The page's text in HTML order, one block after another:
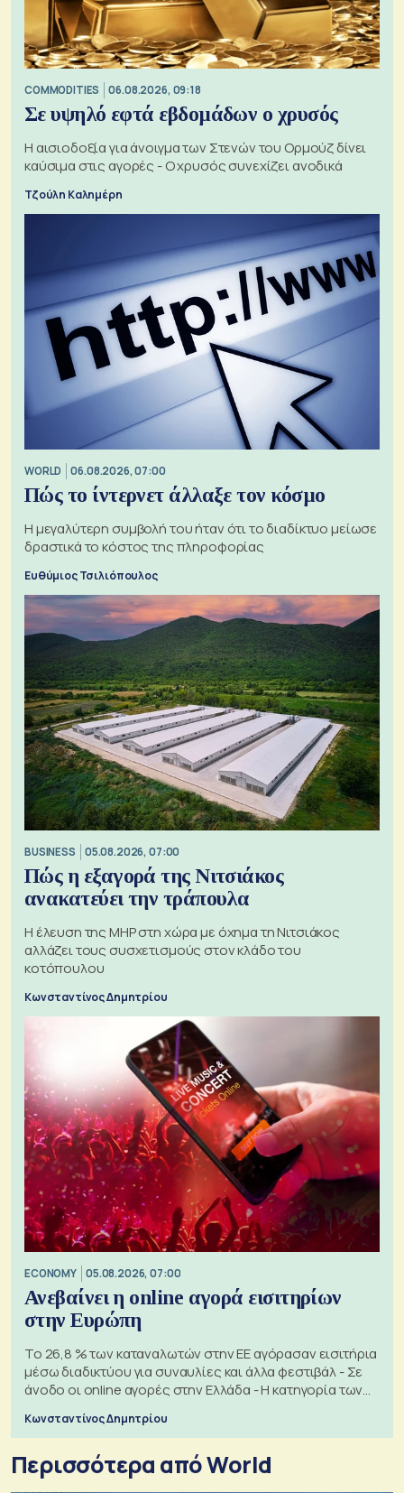
COMMODITIES 06.08.2026, 09:18
Σε υψηλό εφτά εβδομάδων ο χρυσός
Η αισιοδοξία για άνοιγμα των Στενών του Ορμούζ δίνει
καύσιμα στις αγορές - Ο χρυσός συνεχίζει ανοδικά
Τζούλη Καλημέρη
WORLD 06.08.2026, 07:00
Πώς το ίντερνετ άλλαξε τον κόσμο
Η μεγαλύτερη συμβολή του ήταν ότι το διαδίκτυο μείωσε
δραστικά το κόστος της πληροφορίας
Ευθύμιος Τσιλιόπουλος
BUSINESS 05.08.2026, 07:00
Πώς η εξαγορά της Νιτσιάκος
ανακατεύει την τράπουλα
H έλευση της MHP στη χώρα με όχημα τη Νιτσιάκος
αλλάζει τους συσχετισμούς στον κλάδο του
κοτόπουλου
Κωνσταντίνος Δημητρίου
ECONOMY 05.08.2026, 07:00
Ανεβαίνει η online αγορά εισιτηρίων
στην Ευρώπη
Το 26,8 % των καταναλωτών στην ΕΕ αγόρασαν εισιτήρια
μέσω διαδικτύου για συναυλίες και άλλα φεστιβάλ - Σε
άνοδο οι online αγορές στην Ελλάδα - Η κατηγορία των
Κωνσταντίνος Δημητρίου
Περισσότερα από World